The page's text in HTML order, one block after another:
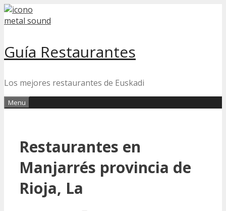
Skip
to
Guía Restaurantes
Los mejores restaurantes de Euskadi
Menu
Restaurantes en
Manjarrés provincia de
Rioja, La